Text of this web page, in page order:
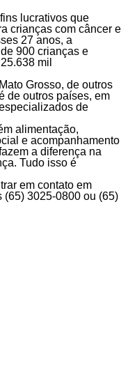
lucrativos que
crianças com câncer e
27 anos, a
900 crianças e
mil
Grosso, de outros
de outros países, em
de
alimentação,
e acompanhamento
a diferença na
Tudo isso é
em contato em
(65) 3025-0800 ou (65)